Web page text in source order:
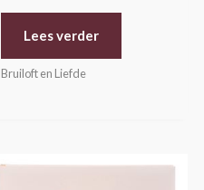
Lees verder
Bruiloft en Liefde